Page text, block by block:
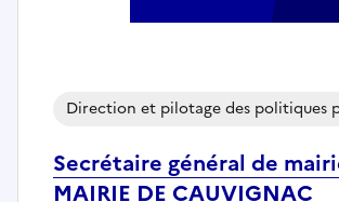
Secrétaire général de
MAIRIE DE CAUVIGNAC
Direction et pilotage des politiques